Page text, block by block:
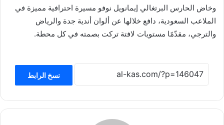
وخاض الحارس البرتغالي إيمانويل نوفو مسيرة احترافية مميزة في
الملاعب السعودية، دافع خلالها عن ألوان أندية جدة والرياض
والترجي، مقدّمًا مستويات لافتة تركت بصمته في كل محطة.
نسخ الرابط